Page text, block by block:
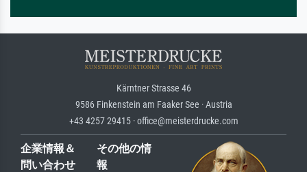
Kärntner Strasse 46
9586 Finkenstein am Faaker See · Austria
+43 4257 29415 · office@meisterdrucke.com
企業情報＆
問い合わせ
その他の情
報